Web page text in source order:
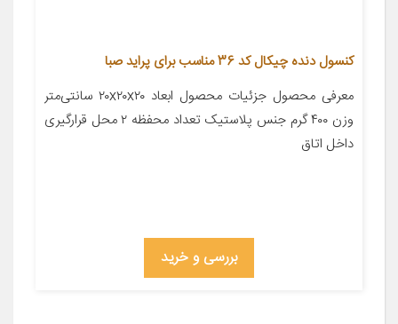
کنسول دنده چیکال کد 36 مناسب برای پراید صبا
معرفی محصول جزئیات محصول ابعاد ۲۰x۲۰x۲۰ سانتی‌متر
وزن ۴۰۰ گرم جنس پلاستیک تعداد محفظه ۲ محل قرارگیری
داخل اتاق
بررسی و خرید